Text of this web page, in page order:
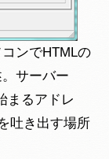
ンでHTMLの
サーバー
まるアドレ
吐き出す場所